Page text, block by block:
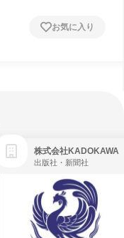
お気に入り
株式会社KADOKAWA
出版社・新聞社